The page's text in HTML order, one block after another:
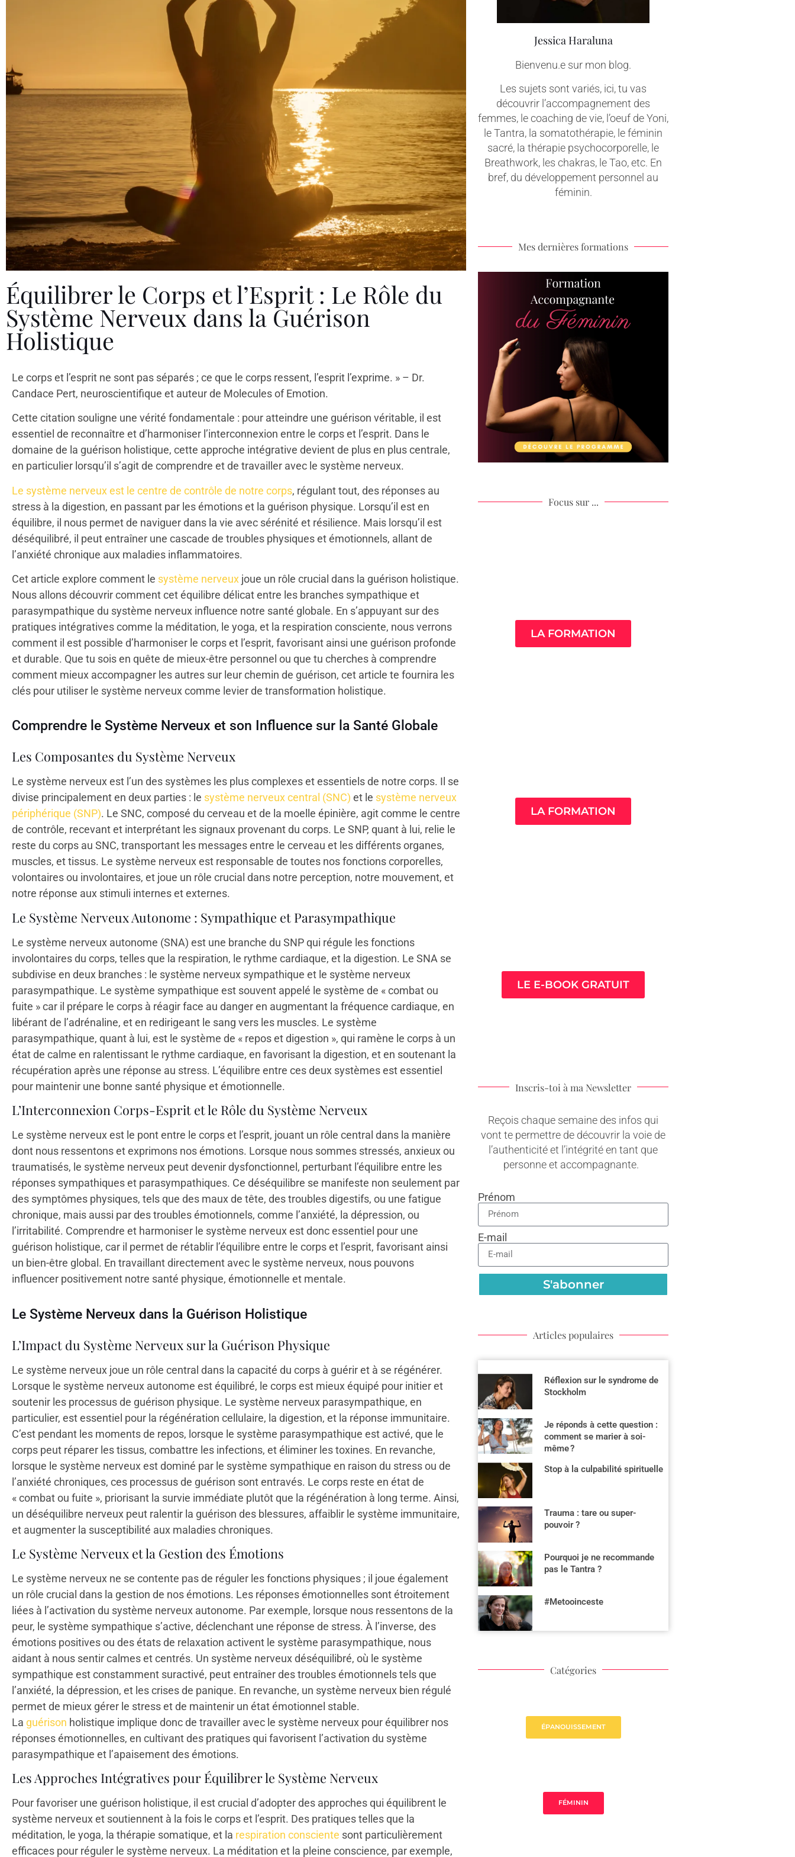
Équilibrer le Corps et l’Esprit : Le Rôle du
Système Nerveux dans la Guérison
Holistique
Le corps et l’esprit ne sont pas séparés ; ce que le corps ressent, l’esprit l’exprime. » – Dr.
Candace Pert, neuroscientifique et auteur de Molecules of Emotion.
Cette citation souligne une vérité fondamentale : pour atteindre une guérison véritable, il est
essentiel de reconnaître et d’harmoniser l’interconnexion entre le corps et l’esprit. Dans le
domaine de la guérison holistique, cette approche intégrative devient de plus en plus centrale,
en particulier lorsqu’il s’agit de comprendre et de travailler avec le système nerveux.
Le système nerveux est le centre de contrôle de notre corps, régulant tout, des réponses au
stress à la digestion, en passant par les émotions et la guérison physique. Lorsqu’il est en
équilibre, il nous permet de naviguer dans la vie avec sérénité et résilience. Mais lorsqu’il est
déséquilibré, il peut entraîner une cascade de troubles physiques et émotionnels, allant de
l’anxiété chronique aux maladies inflammatoires.
Cet article explore comment le système nerveux joue un rôle crucial dans la guérison holistique.
Nous allons découvrir comment cet équilibre délicat entre les branches sympathique et
parasympathique du système nerveux influence notre santé globale. En s’appuyant sur des
pratiques intégratives comme la méditation, le yoga, et la respiration consciente, nous verrons
comment il est possible d’harmoniser le corps et l’esprit, favorisant ainsi une guérison profonde
et durable. Que tu sois en quête de mieux-être personnel ou que tu cherches à comprendre
comment mieux accompagner les autres sur leur chemin de guérison, cet article te fournira les
clés pour utiliser le système nerveux comme levier de transformation holistique.
Comprendre le Système Nerveux et son Influence sur la Santé Globale
Les Composantes du Système Nerveux
Le système nerveux est l’un des systèmes les plus complexes et essentiels de notre corps. Il se
divise principalement en deux parties : le système nerveux central (SNC) et le système nerveux
périphérique (SNP). Le SNC, composé du cerveau et de la moelle épinière, agit comme le centre
de contrôle, recevant et interprétant les signaux provenant du corps. Le SNP, quant à lui, relie le
reste du corps au SNC, transportant les messages entre le cerveau et les différents organes,
muscles, et tissus. Le système nerveux est responsable de toutes nos fonctions corporelles,
volontaires ou involontaires, et joue un rôle crucial dans notre perception, notre mouvement, et
notre réponse aux stimuli internes et externes.
Le Système Nerveux Autonome : Sympathique et Parasympathique
Le système nerveux autonome (SNA) est une branche du SNP qui régule les fonctions
involontaires du corps, telles que la respiration, le rythme cardiaque, et la digestion. Le SNA se
subdivise en deux branches : le système nerveux sympathique et le système nerveux
parasympathique. Le système sympathique est souvent appelé le système de « combat ou
fuite » car il prépare le corps à réagir face au danger en augmentant la fréquence cardiaque, en
libérant de l’adrénaline, et en redirigeant le sang vers les muscles. Le système
parasympathique, quant à lui, est le système de « repos et digestion », qui ramène le corps à un
état de calme en ralentissant le rythme cardiaque, en favorisant la digestion, et en soutenant la
récupération après une réponse au stress. L’équilibre entre ces deux systèmes est essentiel
pour maintenir une bonne santé physique et émotionnelle.
L’Interconnexion Corps-Esprit et le Rôle du Système Nerveux
Le système nerveux est le pont entre le corps et l’esprit, jouant un rôle central dans la manière
dont nous ressentons et exprimons nos émotions. Lorsque nous sommes stressés, anxieux ou
traumatisés, le système nerveux peut devenir dysfonctionnel, perturbant l’équilibre entre les
réponses sympathiques et parasympathiques. Ce déséquilibre se manifeste non seulement par
des symptômes physiques, tels que des maux de tête, des troubles digestifs, ou une fatigue
chronique, mais aussi par des troubles émotionnels, comme l’anxiété, la dépression, ou
l’irritabilité. Comprendre et harmoniser le système nerveux est donc essentiel pour une
guérison holistique, car il permet de rétablir l’équilibre entre le corps et l’esprit, favorisant ainsi
un bien-être global. En travaillant directement avec le système nerveux, nous pouvons
influencer positivement notre santé physique, émotionnelle et mentale.
Le Système Nerveux dans la Guérison Holistique
L’Impact du Système Nerveux sur la Guérison Physique
Le système nerveux joue un rôle central dans la capacité du corps à guérir et à se régénérer.
Lorsque le système nerveux autonome est équilibré, le corps est mieux équipé pour initier et
soutenir les processus de guérison physique. Le système nerveux parasympathique, en
particulier, est essentiel pour la régénération cellulaire, la digestion, et la réponse immunitaire.
C’est pendant les moments de repos, lorsque le système parasympathique est activé, que le
corps peut réparer les tissus, combattre les infections, et éliminer les toxines. En revanche,
lorsque le système nerveux est dominé par le système sympathique en raison du stress ou de
l’anxiété chroniques, ces processus de guérison sont entravés. Le corps reste en état de
« combat ou fuite », priorisant la survie immédiate plutôt que la régénération à long terme. Ainsi,
un déséquilibre nerveux peut ralentir la guérison des blessures, affaiblir le système immunitaire,
et augmenter la susceptibilité aux maladies chroniques.
Le Système Nerveux et la Gestion des Émotions
Le système nerveux ne se contente pas de réguler les fonctions physiques ; il joue également
un rôle crucial dans la gestion de nos émotions. Les réponses émotionnelles sont étroitement
liées à l’activation du système nerveux autonome. Par exemple, lorsque nous ressentons de la
peur, le système sympathique s’active, déclenchant une réponse de stress. À l’inverse, des
émotions positives ou des états de relaxation activent le système parasympathique, nous
aidant à nous sentir calmes et centrés. Un système nerveux déséquilibré, où le système
sympathique est constamment suractivé, peut entraîner des troubles émotionnels tels que
l’anxiété, la dépression, et les crises de panique. En revanche, un système nerveux bien régulé
permet de mieux gérer le stress et de maintenir un état émotionnel stable.
La guérison holistique implique donc de travailler avec le système nerveux pour équilibrer nos
réponses émotionnelles, en cultivant des pratiques qui favorisent l’activation du système
parasympathique et l’apaisement des émotions.
Les Approches Intégratives pour Équilibrer le Système Nerveux
Pour favoriser une guérison holistique, il est crucial d’adopter des approches qui équilibrent le
système nerveux et soutiennent à la fois le corps et l’esprit. Des pratiques telles que la
méditation, le yoga, la thérapie somatique, et la respiration consciente sont particulièrement
efficaces pour réguler le système nerveux. La méditation et la pleine conscience, par exemple,
Jessica Haraluna
Bienvenu.e sur mon blog.
Les sujets sont variés, ici, tu vas
découvrir l’accompagnement des
femmes, le coaching de vie, l’oeuf de Yoni,
le Tantra, la somatothérapie, le féminin
sacré, la thérapie psychocorporelle, le
Breathwork, les chakras, le Tao, etc. En
bref, du développement personnel au
féminin.
Mes dernières formations
Focus sur ...
LA FORMATION
LA FORMATION
LE E-BOOK GRATUIT
Inscris-toi à ma Newsletter
Reçois chaque semaine des infos qui
vont te permettre de découvrir la voie de
l’authenticité et l’intégrité en tant que
personne et accompagnante.
Prénom
E-mail
S'abonner
Articles populaires
Réflexion sur le syndrome de
Stockholm
Je réponds à cette question :
comment se marier à soi-
même ?
Stop à la culpabilité spirituelle
Trauma : tare ou super-
pouvoir ?
Pourquoi je ne recommande
pas le Tantra ?
#Metooinceste
Catégories
ÉPANOUISSEMENT
FÉMININ